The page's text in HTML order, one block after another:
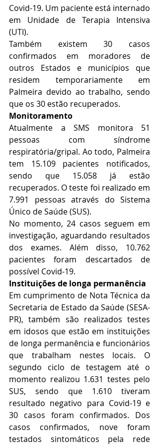
Covid-19. Um paciente está internado
em Unidade de Terapia Intensiva
(UTI).
Também existem 30 casos
confirmados em moradores de
outros Estados e municípios que
residem temporariamente em
Palmeira devido ao trabalho, sendo
que os 30 estão recuperados.
Monitoramento
Atualmente a SMS monitora 51
pessoas com síndrome
respiratória/gripal. Ao todo, Palmeira
tem 15.109 pacientes notificados,
sendo que 15.058 já estão
recuperados. O teste foi realizado em
7.991 pessoas através do Sistema
Único de Saúde (SUS).
No momento, 24 casos seguem em
investigação, aguardando resultados
dos exames. Além disso, 10.762
pacientes foram descartados de
possível Covid-19.
Instituições de longa permanência
Em cumprimento de Nota Técnica da
Secretaria de Estado da Saúde (SESA-
PR), também são realizados testes
em idosos que estão em instituições
de longa permanência e funcionários
que trabalham nestes locais. O
segundo ciclo de testagem até o
momento realizou 1.631 testes pelo
SUS, sendo que 1.610 tiveram
resultado negativo para Covid-19 e
30 casos foram confirmados. Dos
casos confirmados, nove foram
testados sintomáticos pela rede